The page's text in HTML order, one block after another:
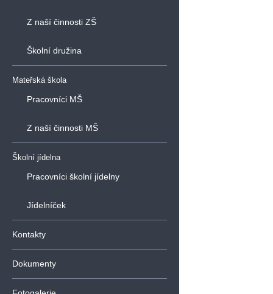
Z naší činnosti ZŠ
Školní družina
Mateřská škola
Pracovníci MŠ
Z naší činnosti MŠ
Školní jídelna
Pracovníci školní jídelny
Jídelníček
Kontakty
Dokumenty